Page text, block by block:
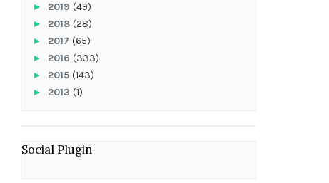
► 2019 (49)
► 2018 (28)
► 2017 (65)
► 2016 (333)
► 2015 (143)
► 2013 (1)
Social Plugin